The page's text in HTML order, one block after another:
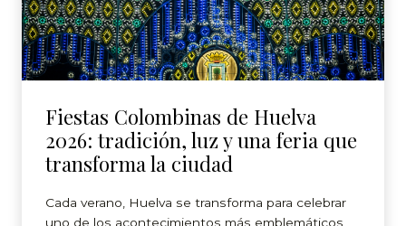
Fiestas Colombinas de Huelva
2026: tradición, luz y una feria que
transforma la ciudad
Cada verano, Huelva se transforma para celebrar
uno de los acontecimientos más emblemáticos